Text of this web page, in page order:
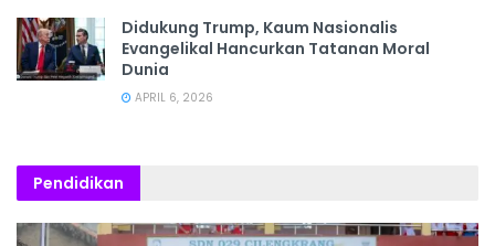
Didukung Trump, Kaum Nasionalis
Evangelikal Hancurkan Tatanan Moral
Dunia
APRIL 6, 2026
Pendidikan